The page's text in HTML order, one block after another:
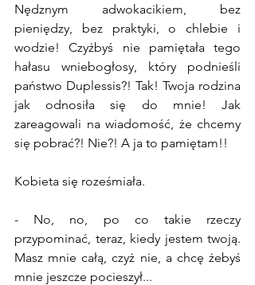
Nędznym adwokacikiem, bez
pieniędzy, bez praktyki, o chlebie i
wodzie! Czyżbyś nie pamiętała tego
hałasu wniebogłosy, który podnieśli
państwo Duplessis?! Tak! Twoja rodzina
jak odnosiła się do mnie! Jak
zareagowali na wiadomość, że chcemy
się pobrać?! Nie?! A ja to pamiętam!!
Kobieta się roześmiała.
- No, no, po co takie rzeczy
przypominać, teraz, kiedy jestem twoją.
Masz mnie całą, czyż nie, a chcę żebyś
mnie jeszcze pocieszył...